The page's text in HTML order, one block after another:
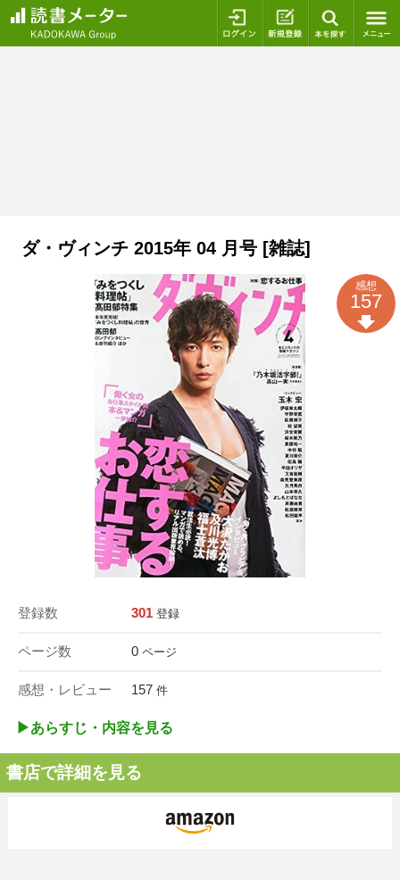
ログイン 新規登録
ダ・ヴィンチ 2015年 04 月号 [雑誌]
登録数 301 登録
ページ数 0 ページ
感想・レビュー 157 件
感想
157
▶︎あらすじ・内容を見る
書店で詳細を見る